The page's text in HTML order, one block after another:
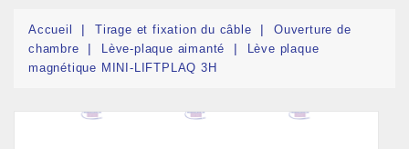
Accueil Tirage et fixation du câble
Ouverture de
chambre
Lève-plaque aimanté
Lève plaque
magnétique MINI-LIFTPLAQ 3H